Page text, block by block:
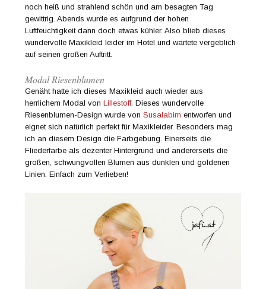
noch heiß und strahlend schön und am besagten Tag
gewittrig. Abends wurde es aufgrund der hohen
Luftfeuchtigkeit dann doch etwas kühler. Also blieb dieses
wundervolle Maxikleid leider im Hotel und wartete vergeblich
auf seinen großen Auftritt.
Modal Riesenblumen
Genäht hatte ich dieses Maxikleid auch wieder aus
herrlichem Modal vonLillestoff. Dieses wundervolle
Riesenblumen-Design wurde vonSusalabim entworfen und
eignet sich natürlich perfekt für Maxikleider. Besonders mag
ich an diesem Design die Farbgebung. Einerseits die
Fliederfarbe als dezenter Hintergrund und andererseits die
großen, schwungvollen Blumen aus dunklen und goldenen
Linien. Einfach zum Verlieben!